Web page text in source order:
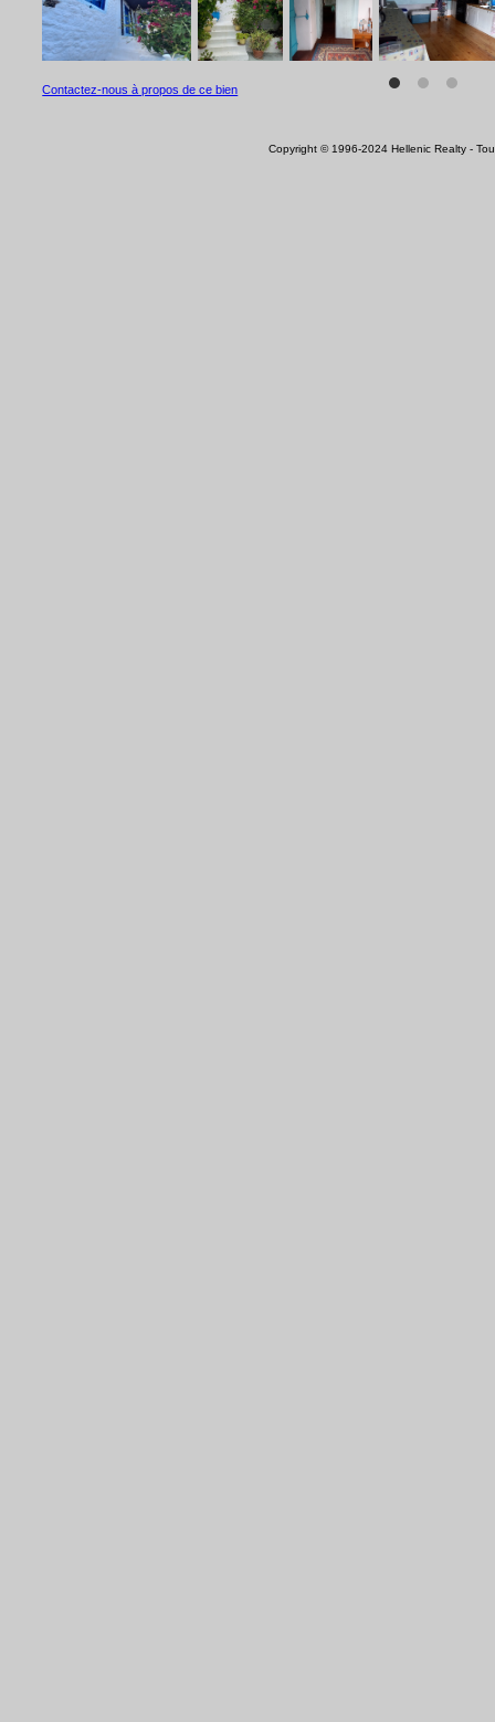
Contactez-nous à propos de ce bien
Copyright © 1996-2024 Hellenic Realty -